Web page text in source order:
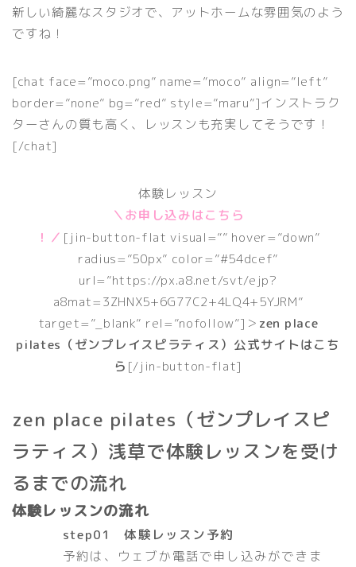
新しい綺麗なスタジオで、アットホームな雰囲気のよう
ですね！
[chat face=”moco.png” name=”moco” align=”left”
border=”none” bg=”red” style=”maru”]インストラク
ターさんの質も高く、レッスンも充実してそうです！
[/chat]
体験レッスン
＼お申し込みはこちら
！／ [jin-button-flat visual=”” hover=”down”
radius=”50px” color=”#54dcef”
url=”https://px.a8.net/svt/ejp?
a8mat=3ZHNX5+6G77C2+4LQ4+5YJRM”
target=”_blank” rel=”nofollow”]＞ zen place
pilates（ゼンプレイスピラティス）公式サイトはこち
ら [/jin-button-flat]
zen place pilates（ゼンプレイスピ
ラティス）浅草で体験レッスンを受け
るまでの流れ
体験レッスンの流れ
step01 体験レッスン予約
予約は、ウェブか電話で申し込みができま